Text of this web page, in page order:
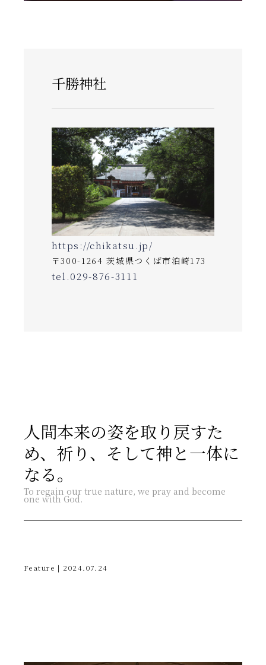
千勝神社
https://chikatsu.jp/
〒300-1264 茨城県つくば市泊崎173
tel.029-876-3111
人間本来の姿を取り戻すた
め、祈り、そして神と一体に
なる。
To regain our true nature, we pray and become
one with God.
Feature | 2024.07.24